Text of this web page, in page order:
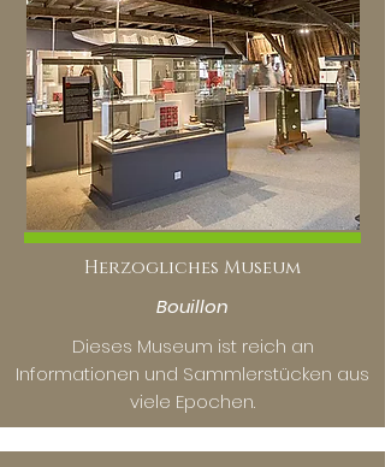
Herzogliches Museum
Bouillon
Dieses Museum ist reich an
Informationen und Sammlerstücken aus
viele Epochen.